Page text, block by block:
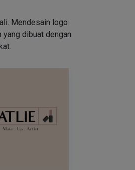
Mendesain logo
dibuat dengan